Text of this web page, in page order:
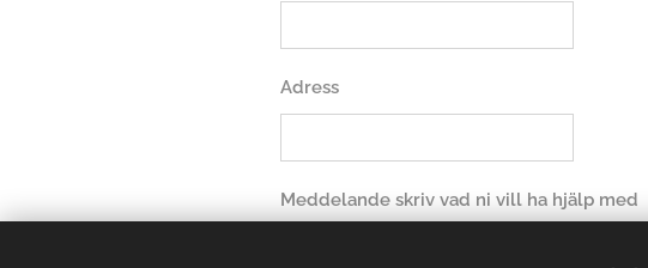
Adress
Meddelande skriv vad ni vill ha hjälp med